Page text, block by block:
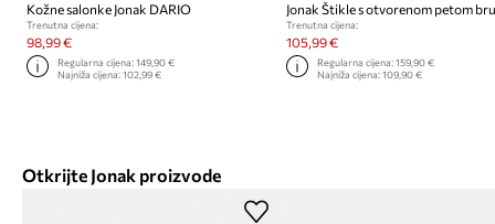
Kožne salonke Jonak DARIO
Trenutna cijena:
98,99 €
Regularna cijena:149,90 €
Najniža cijena:102,99 €
Trenutna cijena:
105,99 €
Regularna cijena: 159,90 €
Najniža cijena: 109,90 €
Otkrijte Jonak proizvode